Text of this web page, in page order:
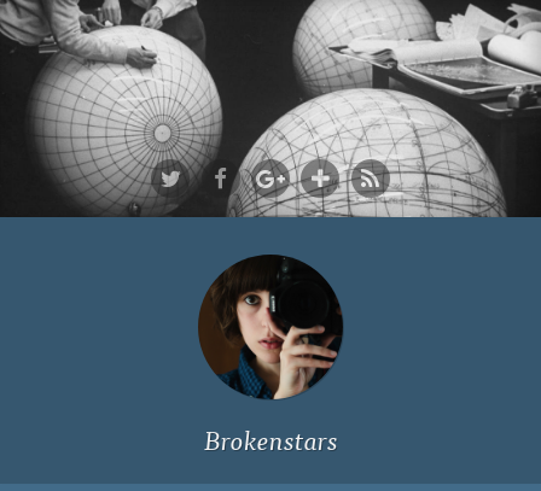
Ich bin Fyn,
23, und
wohne in
Köln
Brokenstars